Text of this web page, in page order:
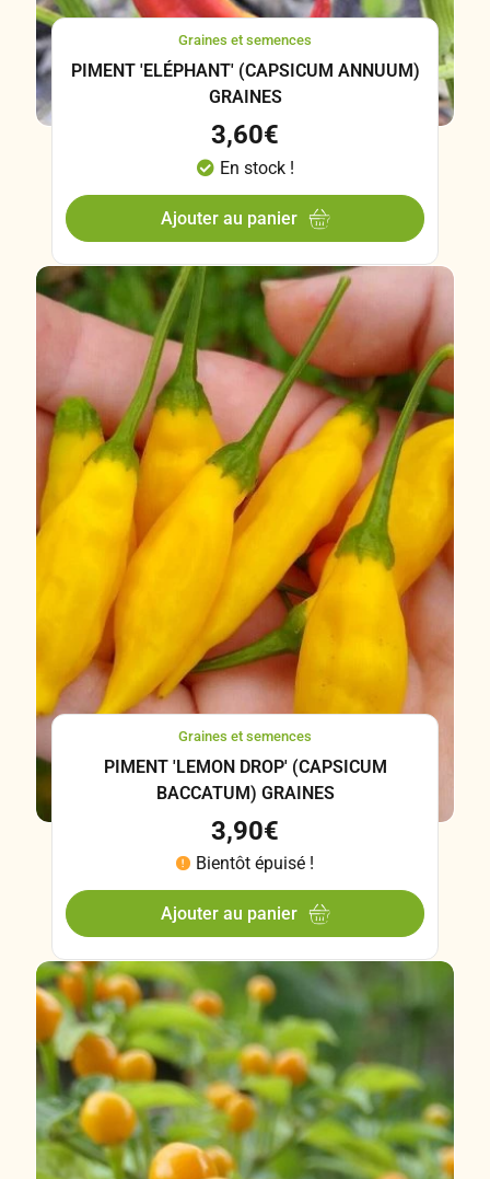
Graines et semences
PIMENT 'ELÉPHANT' (CAPSICUM ANNUUM)
GRAINES
3,60€
En stock !
Ajouter au panier
Graines et semences
PIMENT 'LEMON DROP' (CAPSICUM
BACCATUM) GRAINES
3,90€
Bientôt épuisé !
Ajouter au panier